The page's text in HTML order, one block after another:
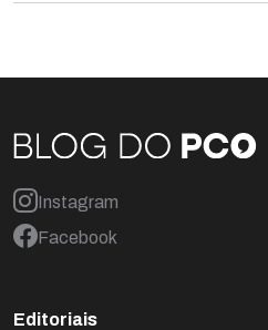
Instagram
Facebook
Editoriais